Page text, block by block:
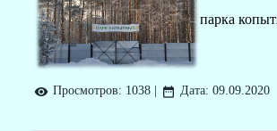
парка
Просмотров: 1038 Дата: 09.09.2020